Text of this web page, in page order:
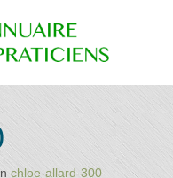
chloe-allard-300